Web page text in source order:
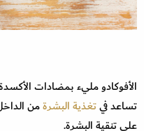
الأفوكادو مليء بمضادات
تساعد فيتغذية البشرةمن
على تنقية البشرة.